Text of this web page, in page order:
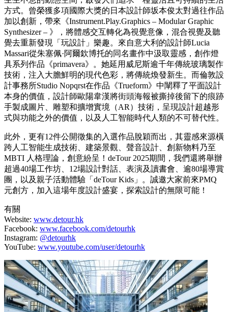
方式。曾榮獲多項國際大獎的日本設計師坂本俊太對過往作品
加以創新，帶來《Instrument.Play.Graphics – Modular Graphic
Synthesizer – 》，將體感交互轉化為視覺意像，混合視覺及聽
覺去重新發現「玩設計」樂趣。來自意大利的設計師Lucia
Massari從朱塞佩·阿爾欽博托的同名畫作中汲取靈感，創作燈
具系列作品《primavera》。她延用威尼斯逾千年傳統玻璃製作
技術，注入大膽鮮明的現代色彩，將傳統煥發新生。而倫敦設
計事務所Studio Nopqrst在作品《Trueform》中闡釋了平面設計
本身的價值，設計師歐陽韋漢將街頭海報被撕掉後留下的痕跡
手製成圖片、雕塑和擴增實境（AR）技術，呈現設計超越形
式與功能之外的價值，以及人工智能時代人類的不可替代性。
此外，更有12件公開徵集的入選作品脫穎而出，其靈感來源橫
跨人工智能生成技術、建築景觀、聲音設計、創新物料乃至
MBTI 人格理論，創意紛呈！deTour 2025期間，我們還將舉辦
超過40場工作坊、12場設計對話、表演及讀書會、逾80場導賞
團，以及親子活動體驗「deTour Kids」。誠邀大家前來PMQ
元創方，加入這場年度設計盛宴，探索設計的無限可能！
有關
Website: www.detour.hk
Facebook: www.facebook.com/detourhk
Instagram: @detourhk
YouTube: www.youtube.com/user/detourhk